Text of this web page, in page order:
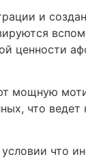
и
ценности
мощную
что
что